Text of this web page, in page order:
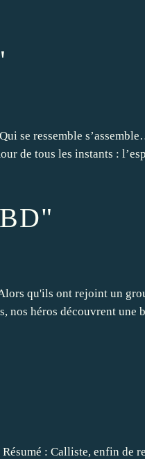
se ressemble
de tous les instants :
qu'ils ont rejoint un
nos héros découvrent une
: Calliste, enfin de